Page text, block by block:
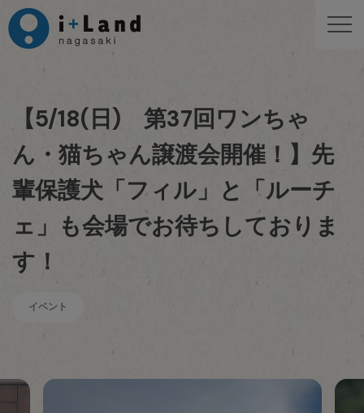
【5/18(日) 第37回ワンちゃ
ん・猫ちゃん譲渡会開催！】先
輩保護犬「フィル」と「ルーチ
ェ」も会場でお待ちしておりま
す！
イベント